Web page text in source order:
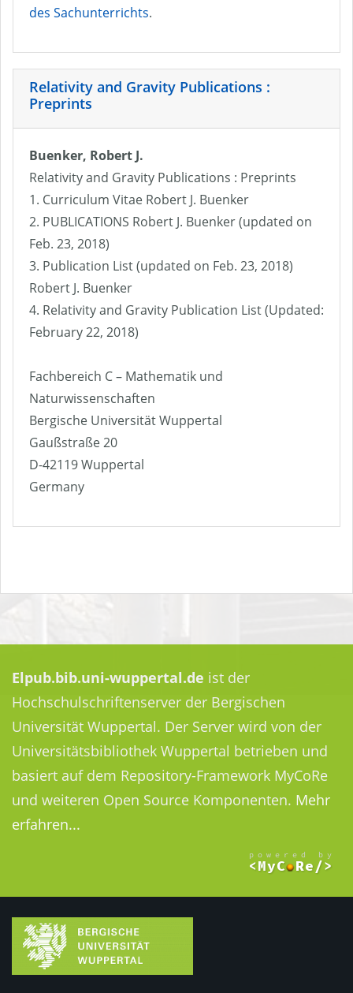
des Sachunterrichts.
Relativity and Gravity Publications :
Preprints
Buenker, Robert J.
Relativity and Gravity Publications : Preprints
1. Curriculum Vitae Robert J. Buenker
2. PUBLICATIONS Robert J. Buenker (updated on
Feb. 23, 2018)
3. Publication List (updated on Feb. 23, 2018)
Robert J. Buenker
4. Relativity and Gravity Publication List (Updated:
February 22, 2018)
Fachbereich C – Mathematik und
Naturwissenschaften
Bergische Universität Wuppertal
Gaußstraße 20
D-42119 Wuppertal
Germany
Elpub.bib.uni-wuppertal.de ist der
Hochschulschriftenserver der Bergischen
Universität Wuppertal. Der Server wird von der
Universitätsbibliothek Wuppertal betrieben und
basiert auf dem Repository-Framework MyCoRe
und weiteren Open Source Komponenten. Mehr
erfahren...